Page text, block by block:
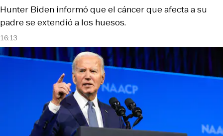
16:13
Hunter Biden informó que el cáncer que afecta a su
padre se extendió a los huesos.